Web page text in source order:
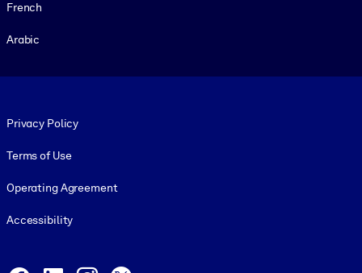
French
Arabic
Privacy Policy
Terms of Use
Operating Agreement
Accessibility